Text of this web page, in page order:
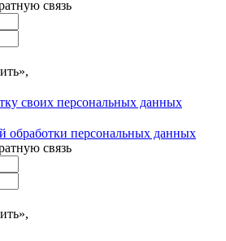
связь
своих персональных данных
обработки персональных данных
связь